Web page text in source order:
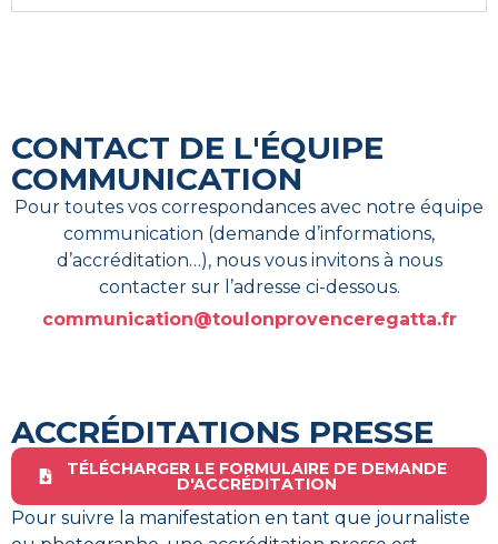
CONTACT DE L'ÉQUIPE
COMMUNICATION
Pour toutes vos correspondances avec notre équipe
communication (demande d’informations,
d’accréditation…), nous vous invitons à nous
contacter sur l’adresse ci-dessous.
communication@toulonprovenceregatta.fr
ACCRÉDITATIONS PRESSE
TÉLÉCHARGER LE FORMULAIRE DE DEMANDE
D'ACCRÉDITATION
Pour suivre la manifestation en tant que journaliste